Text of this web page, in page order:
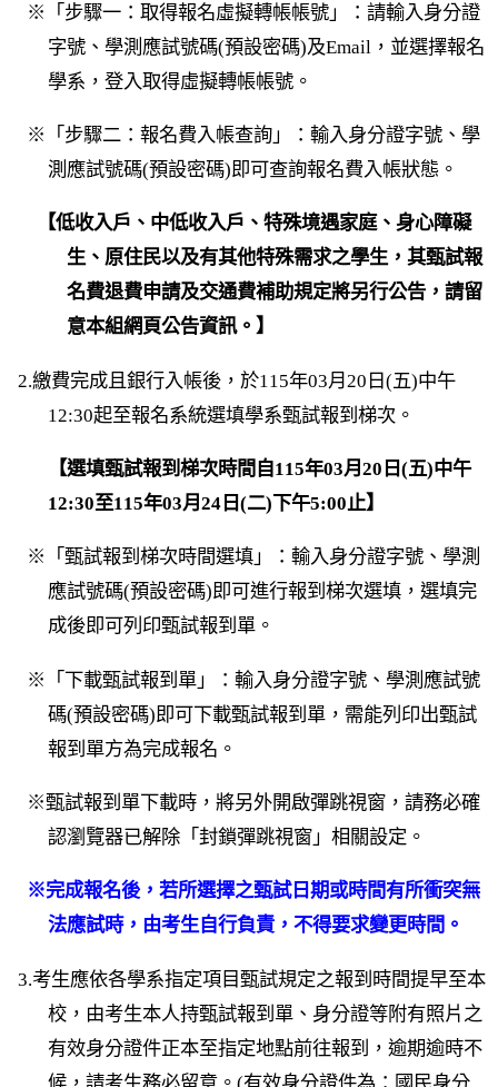
※「步驟一：取得報名虛擬轉帳帳號」：請輸入身分證
字號、學測應試號碼(預設密碼)及Email，並選擇報名
學系，登入取得虛擬轉帳帳號。
※「步驟二：報名費入帳查詢」：輸入身分證字號、學
測應試號碼(預設密碼)即可查詢報名費入帳狀態。
【低收入戶、中低收入戶、特殊境遇家庭、身心障礙
生、原住民以及有其他特殊需求之學生，其甄試報
名費退費申請及交通費補助規定將另行公告，請留
意本組網頁公告資訊。】
2.繳費完成且銀行入帳後，於115年03月20日(五)中午
12:30起至報名系統選填學系甄試報到梯次。
【選填甄試報到梯次時間自115年03月20日(五)中午
12:30至115年03月24日(二)下午5:00止】
※「甄試報到梯次時間選填」：輸入身分證字號、學測
應試號碼(預設密碼)即可進行報到梯次選填，選填完
成後即可列印甄試報到單。
※「下載甄試報到單」：輸入身分證字號、學測應試號
碼(預設密碼)即可下載甄試報到單，需能列印出甄試
報到單方為完成報名。
※甄試報到單下載時，將另外開啟彈跳視窗，請務必確
認瀏覽器已解除「封鎖彈跳視窗」相關設定。
※完成報名後，若所選擇之甄試日期或時間有所衝突無
法應試時，由考生自行負責，不得要求變更時間。
3.考生應依各學系指定項目甄試規定之報到時間提早至本
校，由考生本人持甄試報到單、身分證等附有照片之
有效身分證件正本至指定地點前往報到，逾期逾時不
候，請考生務必留意。(有效身分證件為：國民身分